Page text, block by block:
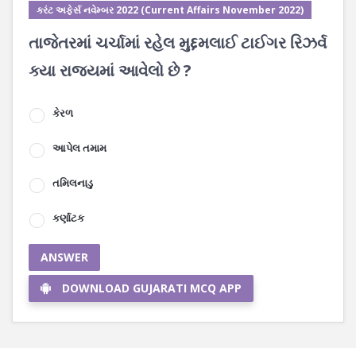
કરંટ અફેર્સ નવેમ્બર 2022 (Current Affairs November 2022)
તાજેતરમાં ચર્ચામાં રહેલ મુદ્દમલાઈ ટાઈગર રિઝર્વ
ક્યા રાજ્યમાં આવેલો છે ?
કેરળ
આપેલ તમામ
તમિલનાડુ
કર્ણાટક
ANSWER
DOWNLOAD GUJARATI MCQ APP